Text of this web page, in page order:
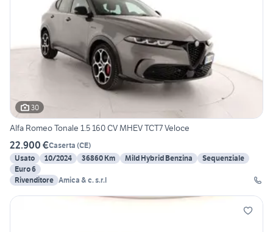
30
Alfa Romeo Tonale 1.5 160 CV MHEV TCT7 Veloce
22.900 €Caserta (CE)
Usato
10/2024 36860 Km Mild Hybrid Benzina
Sequenziale
Euro 6
Rivenditore Amica & c. s.r.l